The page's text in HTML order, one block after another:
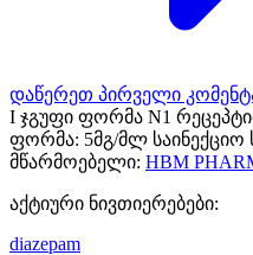
დაწერეთ პირველი
I ჯგუფი ფორმა N1
ფორმა: 5მგ/მლ საინექციო
მწარმოებელი: HBM
აქტიური ნივთიერებები:
diazepam